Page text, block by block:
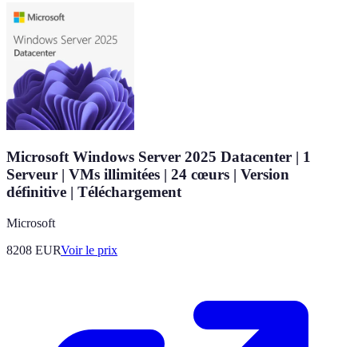
Microsoft Windows Server 2025 Datacenter | 1
Serveur | VMs illimitées | 24 cœurs | Version
définitive | Téléchargement
Microsoft
8208 EURVoir le prix